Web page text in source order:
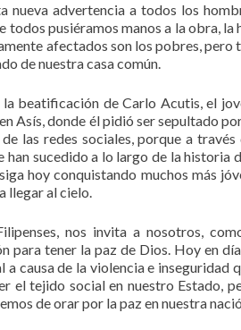
nueva advertencia a todos los
todos pusiéramos manos a la obra,
afectados son los pobres,
de nuestra casa común.
beatificación de Carlo Acutis, el
Asís, donde él pidió ser sepultado
las redes sociales, porque a
sucedido a lo largo de la historia
hoy conquistando muchos más
llegar al cielo.
nos invita a nosotros,
para tener la paz de Dios. Hoy en
causa de la violencia e inseguridad
el tejido social en nuestro Estado,
de orar por la paz en nuestra